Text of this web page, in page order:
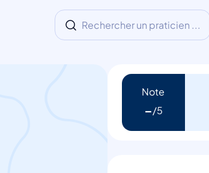
Rechercher un praticien ...
Note
-